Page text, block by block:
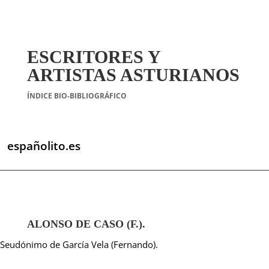
ESCRITORES Y
ARTISTAS ASTURIANOS
ÍNDICE BIO-BIBLIOGRÁFICO
españolito.es
ALONSO DE CASO (F.).
Seudónimo de García Vela (Fernando).